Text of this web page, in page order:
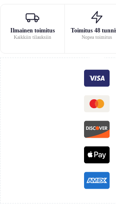
Ilmainen toimitus
Kaikkiin tilauksiin
Toimitus 48
Nopea toimitus